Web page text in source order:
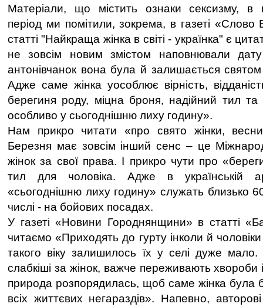
Матеріали, що містить ознаки сексизму, в
період ми помітили, зокрема, в газеті
статті "Найкраща жінка в світі - українка" є
не зовсім новим змістом наповнювали
антонівчанок вона була й залишається
Адже саме жінка уособлює вірність,
берегиня роду, міцна броня, надійний тил та
особливо у сьогоднішню лиху годину».
Нам прикро читати «про свято жінки,
Березня має зовсім інший сенс – це
жінок за свої права. І прикро чути про
тил для чоловіка. Адже в українській
«сьогоднішню лиху годину» служать близько
числі - на бойових посадах.
У газеті «Новини Городнянщини» в статті
читаємо «Приходять до гурту інколи й чоловіки
такого віку залишилось їх у селі дуже
слабкіші за жінок, важче переживають хвороби
природа розпорядилась, щоб саме жінка була
всіх життєвих негараздів». Напевно,